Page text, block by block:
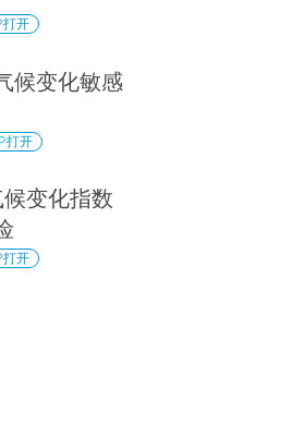
打开
候变化敏感
打开
变化指数
打开